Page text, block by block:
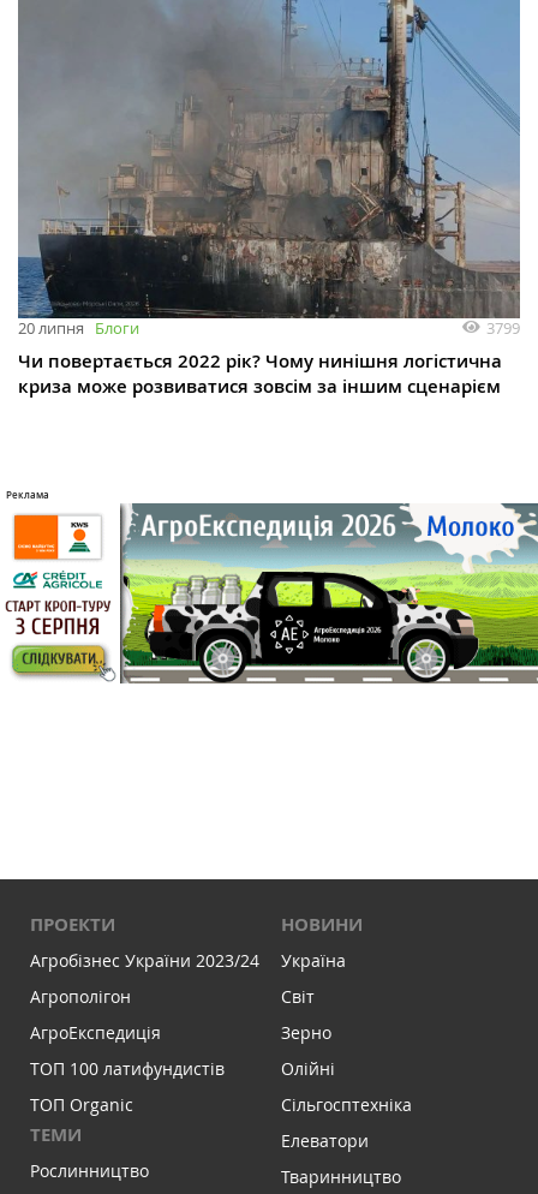
20 липня Блоги 3799
Чи повертається 2022 рік? Чому нинішня логістична
криза може розвиватися зовсім за іншим сценарієм
ПРОЕКТИ
Агробізнес України 2023/24
Агрополігон
АгроЕкспедиція
ТОП 100 латифундистів
ТОП Organic
ТЕМИ
Рослинництво
НОВИНИ
Україна
Світ
Зерно
Олійні
Сільгосптехніка
Елеватори
Тваринництво